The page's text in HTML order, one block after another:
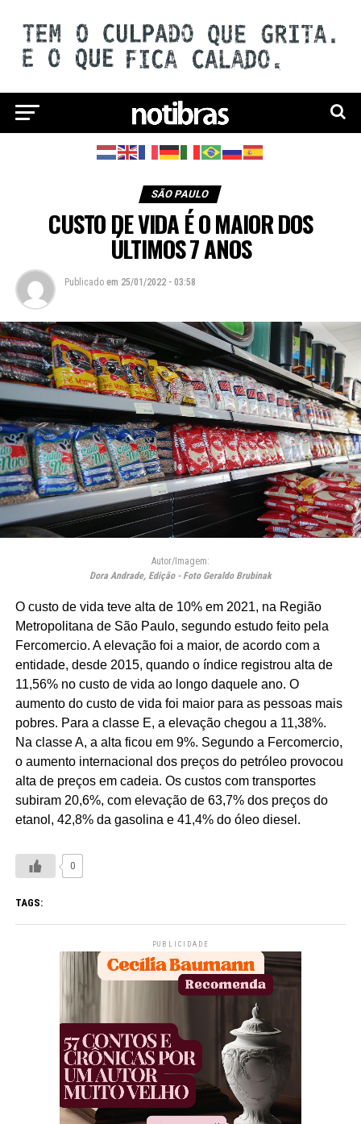
SÃO PAULO
CUSTO DE VIDA É O MAIOR DOS
ÚLTIMOS 7 ANOS
Publicado em 25/01/2022 - 03:58
Autor/Imagem:
Dora Andrade, Edição - Foto Geraldo Brubinak
O custo de vida teve alta de 10% em 2021, na Região
Metropolitana de São Paulo, segundo estudo feito pela
Fercomercio. A elevação foi a maior, de acordo com a
entidade, desde 2015, quando o índice registrou alta de
11,56% no custo de vida ao longo daquele ano. O
aumento do custo de vida foi maior para as pessoas mais
pobres. Para a classe E, a elevação chegou a 11,38%.
Na classe A, a alta ficou em 9%. Segundo a Fercomercio,
o aumento internacional dos preços do petróleo provocou
alta de preços em cadeia. Os custos com transportes
subiram 20,6%, com elevação de 63,7% dos preços do
etanol, 42,8% da gasolina e 41,4% do óleo diesel.
0
TAGS:
PUBLICIDADE